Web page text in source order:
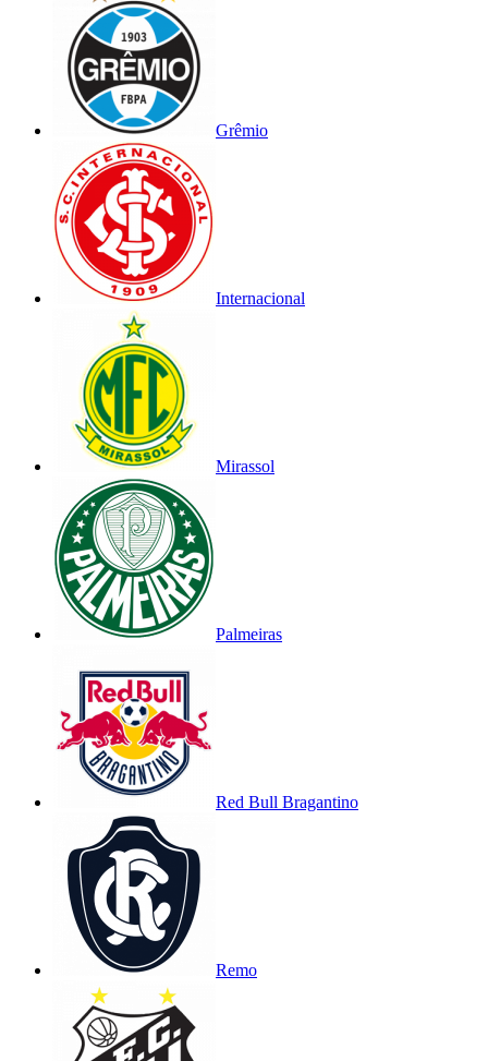
Grêmio
Internacional
Mirassol
Palmeiras
Red Bull Bragantino
Remo